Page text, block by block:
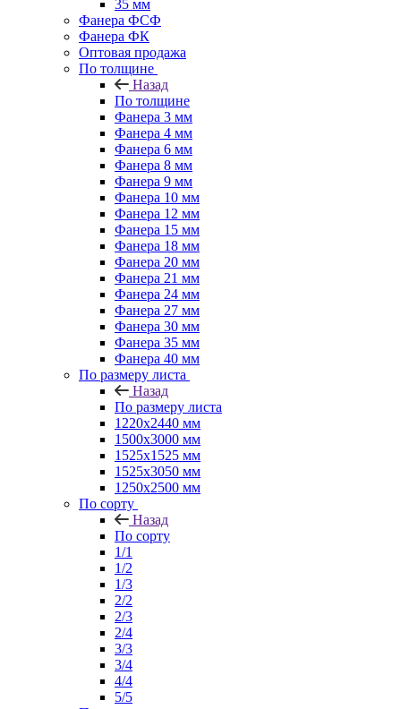
35 мм
Фанера ФСФ
Фанера ФК
Оптовая продажа
По толщине
Назад
По толщине
Фанера 3 мм
Фанера 4 мм
Фанера 6 мм
Фанера 8 мм
Фанера 9 мм
Фанера 10 мм
Фанера 12 мм
Фанера 15 мм
Фанера 18 мм
Фанера 20 мм
Фанера 21 мм
Фанера 24 мм
Фанера 27 мм
Фанера 30 мм
Фанера 35 мм
Фанера 40 мм
По размеру листа
Назад
По размеру листа
1220х2440 мм
1500х3000 мм
1525x1525 мм
1525х3050 мм
1250х2500 мм
По сорту
Назад
По сорту
1/1
1/2
1/3
2/2
2/3
2/4
3/3
3/4
4/4
5/5